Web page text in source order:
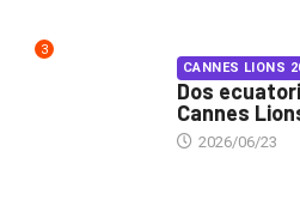
3
CANNES LIONS
Dos
Cannes
2026/06/23